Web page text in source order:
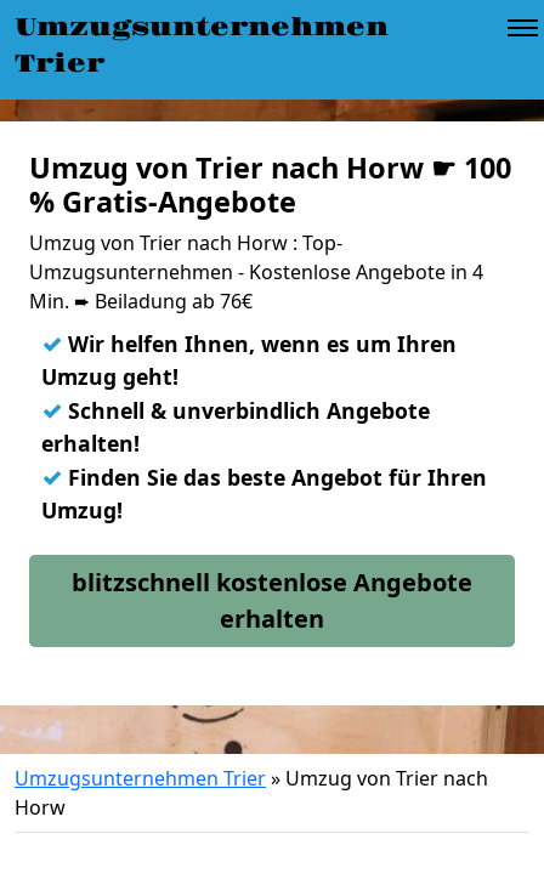
Umzugsunternehmen
Trier
Umzug von Trier nach Horw ☛ 100
% Gratis-Angebote
Umzug von Trier nach Horw : Top-
Umzugsunternehmen - Kostenlose Angebote in 4
Min. ➨ Beiladung ab 76€
✓ Wir helfen Ihnen, wenn es um Ihren
Umzug geht!
✓ Schnell & unverbindlich Angebote
erhalten!
✓ Finden Sie das beste Angebot für Ihren
Umzug!
blitzschnell kostenlose Angebote
erhalten
Umzugsunternehmen Trier» Umzug von Trier nach
Horw